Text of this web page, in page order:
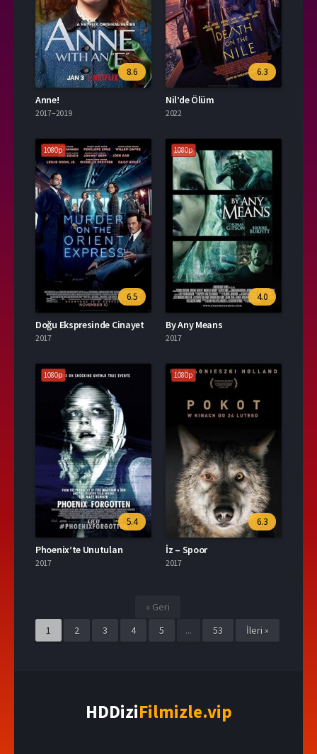
8.6
Anne!
2017–2019
6.3
Nil’de Ölüm
2022
1080p
6.5
Doğu Ekspresinde Cinayet
2017
1080p
4.0
By Any Means
2017
1080p
5.4
Phoenix’te Unutulan
2017
1080p
6.3
İz – Spoor
2017
« Geri
1
2 3 4 5 ... 53 İleri »
HDDiziFilmizle.vip